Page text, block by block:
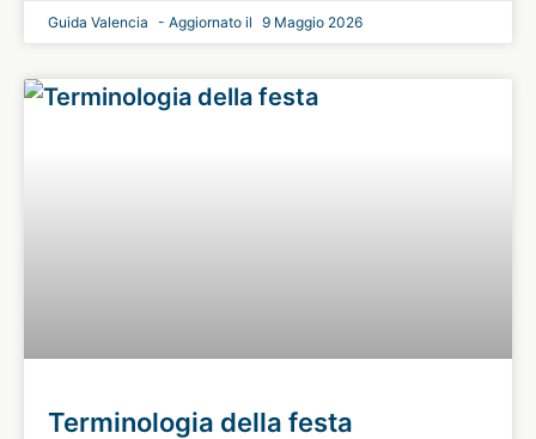
Guida Valencia 9 Maggio 2026
Terminologia della festa